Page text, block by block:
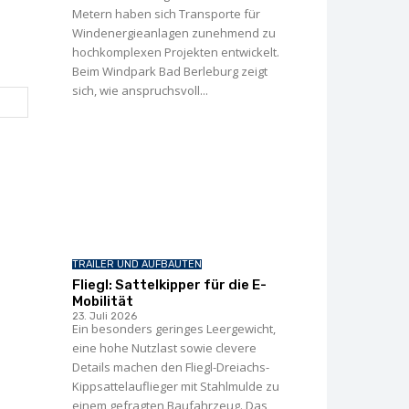
Metern haben sich Transporte für
Windenergie­anlagen zunehmend zu
hochkomplexen Projekten entwickelt.
Beim Windpark Bad Berleburg zeigt
sich, wie anspruchsvoll...
TRAILER UND AUFBAUTEN
Fliegl: Sattelkipper für die E-
Mobilität
23. Juli 2026
Ein besonders geringes Leergewicht,
eine hohe Nutzlast sowie clevere
Details machen den Fliegl-Dreiachs-
Kippsattelauflieger mit Stahlmulde zu